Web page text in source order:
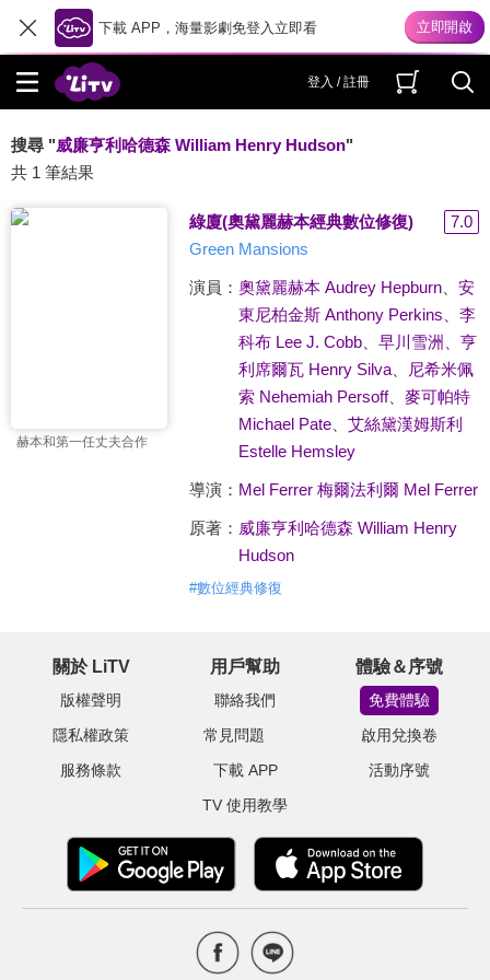
下載 APP，海量影劇免登入立即看
登入 / 註冊
搜尋 "威廉亨利哈德森 William Henry Hudson"
共 1 筆結果
赫本和第一任丈夫合作
綠廈(奧黛麗赫本經典數位修復)
7.0
Green Mansions
演員： 奧黛麗赫本 Audrey Hepburn、 安
東尼柏金斯 Anthony Perkins
李
科布 Lee J. Cobb、 早川雪洲
亨
利席爾瓦 Henry Silva、
尼希米佩
索 Nehemiah Persoff、 麥可帕特
Michael Pate、 艾絲黛漢姆斯利
Estelle Hemsley
導演： Mel Ferrer 梅爾法利爾 Mel Ferrer
原著： 威廉亨利哈德森 William Henry
Hudson
#數位經典修復
關於 LiTV
版權聲明
隱私權政策
服務條款
用戶幫助
聯絡我們
常見問題
下載 APP
TV 使用教學
體驗＆序號
免費體驗
啟用兌換卷
活動序號